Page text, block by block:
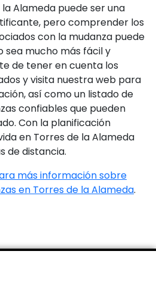
Alameda puede ser una
pero comprender los
con la mudanza puede
sea mucho más fácil y
de tener en cuenta los
y visita nuestra web para
así como un listado de
confiables que pueden
Con la planificación
en Torres de la Alameda
de distancia.
más información sobre
en Torres de la Alameda.